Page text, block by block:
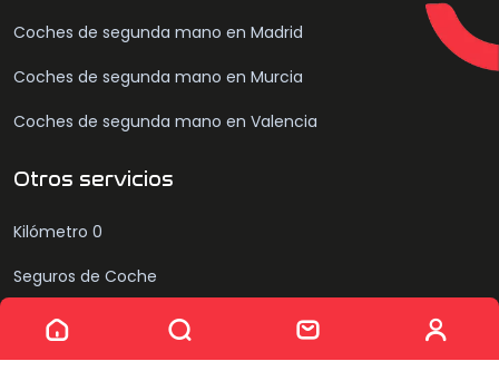
Ver los 11 coches
Coches de segunda mano en Madrid
Coches de segunda mano en Murcia
Coches de segunda mano en Valencia
Otros servicios
Kilómetro 0
Seguros de Coche
Compramos tu coche